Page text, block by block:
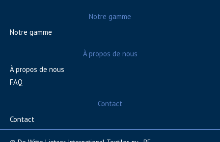
Notre gamme
Notre gamme
À propos de nous
À propos de nous
FAQ
Contact
Contact